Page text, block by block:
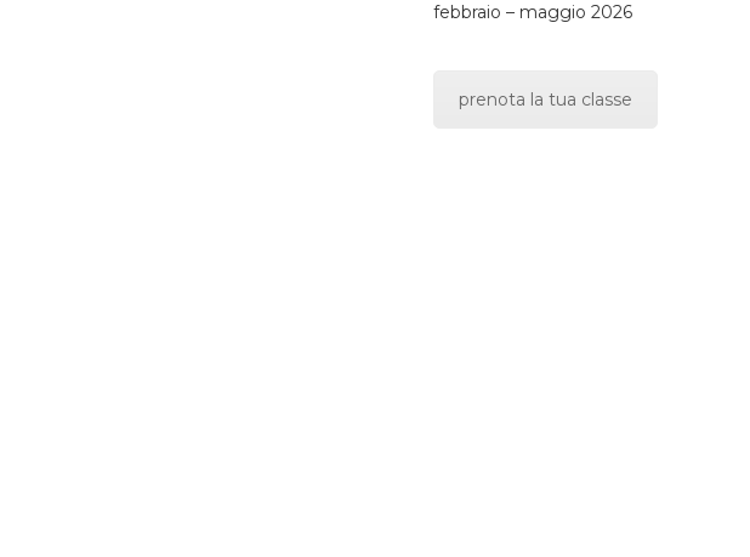
febbraio – maggio 2026
prenota la tua classe